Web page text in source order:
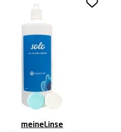
meineLinse